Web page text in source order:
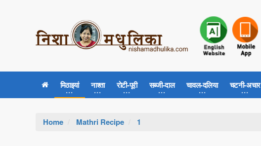
मिठाइयां नाश्ता रोटी-पूरी सब्जी-दाल चावल-दलिया चटनी-अचार
Home Mathri Recipe 1